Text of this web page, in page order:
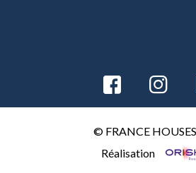
© FRANCE
Réalisation